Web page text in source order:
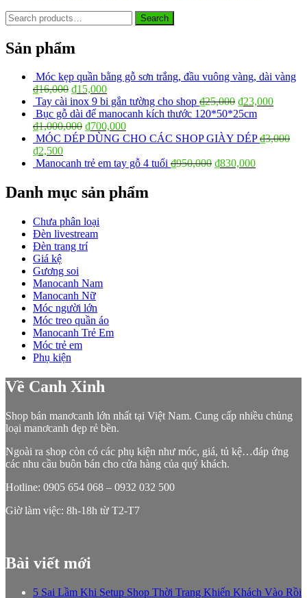
Search
for:
Search
Sản phẩm
Móc kẹp quần bằng gỗ sơn trắng, đầu vuông vàng, dài vàng
₫16,000 ₫15,000
Tay cài inox 9 bi gắn tường cho shop ₫25,000 ₫23,000
Bục gỗ dài để manocanh kích thước 120*50*25cm
₫1,000,000 ₫700,000
MÓC DÉP DÙNG CHO CÁC SHOP GIÀY DÉP ₫3,000
₫2,500
Manocanh trẻ em tay gỗ 4 tuổi ₫950,000 ₫830,000
Danh mục sản phẩm
Chưa phân loại
Đèn livestream
Đèn trang trí
Giá kệ
Gương soi
Manocanh Nam
Manocanh Nữ
Móc người lớn
Móc treo quần áo
Manocanh Trẻ Em
Móc trẻ em
Phụ kiện
Về Canh Xinh
Shop bán manơcanh lớn nhất tại Việt Nam. Cung cấp nhiều chủng
loại manơcanh đẹp rẻ bền.
Ngoài ra shop còn có các phụ kiện như móc, giá, tủ kệ…đáp ứng
các nhu cầu buôn bán cho cửa hàng của quý khách.
Hotline: 0905 654 068 – 0932 032 500
Giờ làm việc: 8h-18h từ T2-T7
Bài viết mới
5 Sai Lầm Khi Setup Shop Thời Trang Khiến Khách Vào Rồi